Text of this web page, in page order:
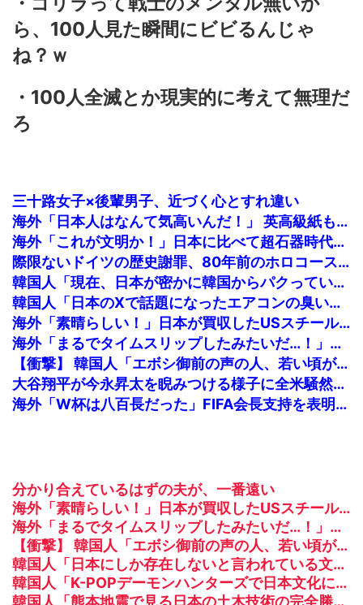
ら、100人見た瞬間にビビるんじゃ
ね？ｗ
・100人全滅とか現実的に考えて無理だ
ろ
三十路女子×後輩男子、近づく心とすれ違い
海外「日本人はなんて気高いんだ！」 英高級紙も驚愕した極限の中の日本人の姿に世界が衝撃
海外「これが文明か！」日本に比べて超石器時代だった英国に海外が大騒ぎ
際限ないドイツの歴史謝罪、80年前のホロコースト被害者に賠償…「日本はドイツを見習え」
韓国人「現在、日本が密かに韓国からパクっているものがこちら…」→「これは言い訳できないｗｗ」＝韓国の反応
韓国人「日本のXで話題になったエアコンの臭いを消す方法をご覧ください」→「これマジ？」
海外「素晴らしい！」日本が買収したUSスチール驚異の大復活に米国人が大喜び
海外「まるでタイムスリップしたみたいだ…！」日本の江戸時代の街並みがそのまま保存されている貴重な場所とは・・・？【海外の反応】
【衝撃】 韓国人「エボシ御前の声の人、若い頃がこれかよ」
大谷翔平が今永昇太を睨みつける様子に全米騒然！←「最高の二人」（海外の反応）
海外「W杯は八百長だった」FIFA会長支持を表明したサッカー協会に海外大騒ぎ！（海外の反応）
分かり合えているはずの夫が、一番遠い
海外「素晴らしい！」日本が買収したUSスチール驚異の大復活に米国人が大喜び
海外「まるでタイムスリップしたみたいだ…！」日本の江戸時代の街並みがそのまま保存されている貴重な場所とは・・・？【海外の反応】
【衝撃】 韓国人「エボシ御前の声の人、若い頃がこれかよ」
韓国人「日本にしか存在しないと言われている文化がこちら・・・」
韓国人「K-POPデーモンハンターズで日本文化に追いついたと思ったのに、逆に突き放されてしまった模様・・・」
韓国人「熊本地震で見る日本の土木技術の完全勝利をご覧ください」→「これはすごいわ」「こういうのを見ると日本人は何か適当に作る感じがしない・・・」「あれがまさに経験値である」